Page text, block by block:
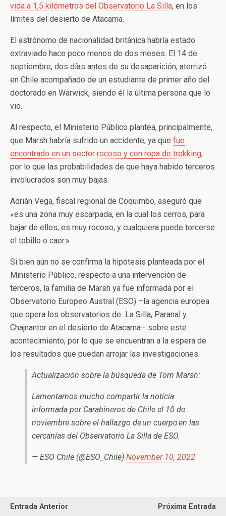
vida a 1,5 kilómetros del Observatorio La Silla, en los
límites del desierto de Atacama.
El astrónomo de nacionalidad británica habría estado
extraviado hace poco menos de dos meses. El 14 de
septiembre, dos días antes de su desaparición, aterrizó
en Chile acompañado de un estudiante de primer año del
doctorado en Warwick, siendo él la última persona que lo
vio.
Al respecto, el Ministerio Público plantea, principalmente,
que Marsh habría sufrido un accidente, ya que fue
encontrado en un sector rocoso y con ropa de trekking,
por lo que las probabilidades de que haya habido terceros
involucrados son muy bajas.
Adrián Vega, fiscal regional de Coquimbo, aseguró que
«es una zona muy escarpada, en la cual los cerros, para
bajar de ellos, es muy rocoso, y cualquiera puede torcerse
el tobillo o caer.»
Si bien aún no se confirma la hipótesis planteada por el
Ministerio Público, respecto a una intervención de
terceros, la familia de Marsh ya fue informada por el
Observatorio Europeo Austral (ESO) –la agencia europea
que opera los observatorios de La Silla, Paranal y
Chajnantor en el desierto de Atacama– sobre este
acontecimiento, por lo que se encuentran a la espera de
los resultados que puedan arrojar las investigaciones.
Actualización sobre la búsqueda de Tom Marsh:
Lamentamos mucho compartir la noticia
informada por Carabineros de Chile el 10 de
noviembre sobre el hallazgo de un cuerpo en las
cercanías del Observatorio La Silla de ESO.
— ESO Chile (@ESO_Chile) November 10, 2022
Entrada Anterior
Próxima Entrada